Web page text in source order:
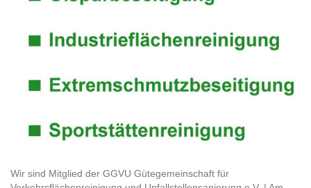
Wir sind Mitglied der GGVU Gütegemeinschaft für